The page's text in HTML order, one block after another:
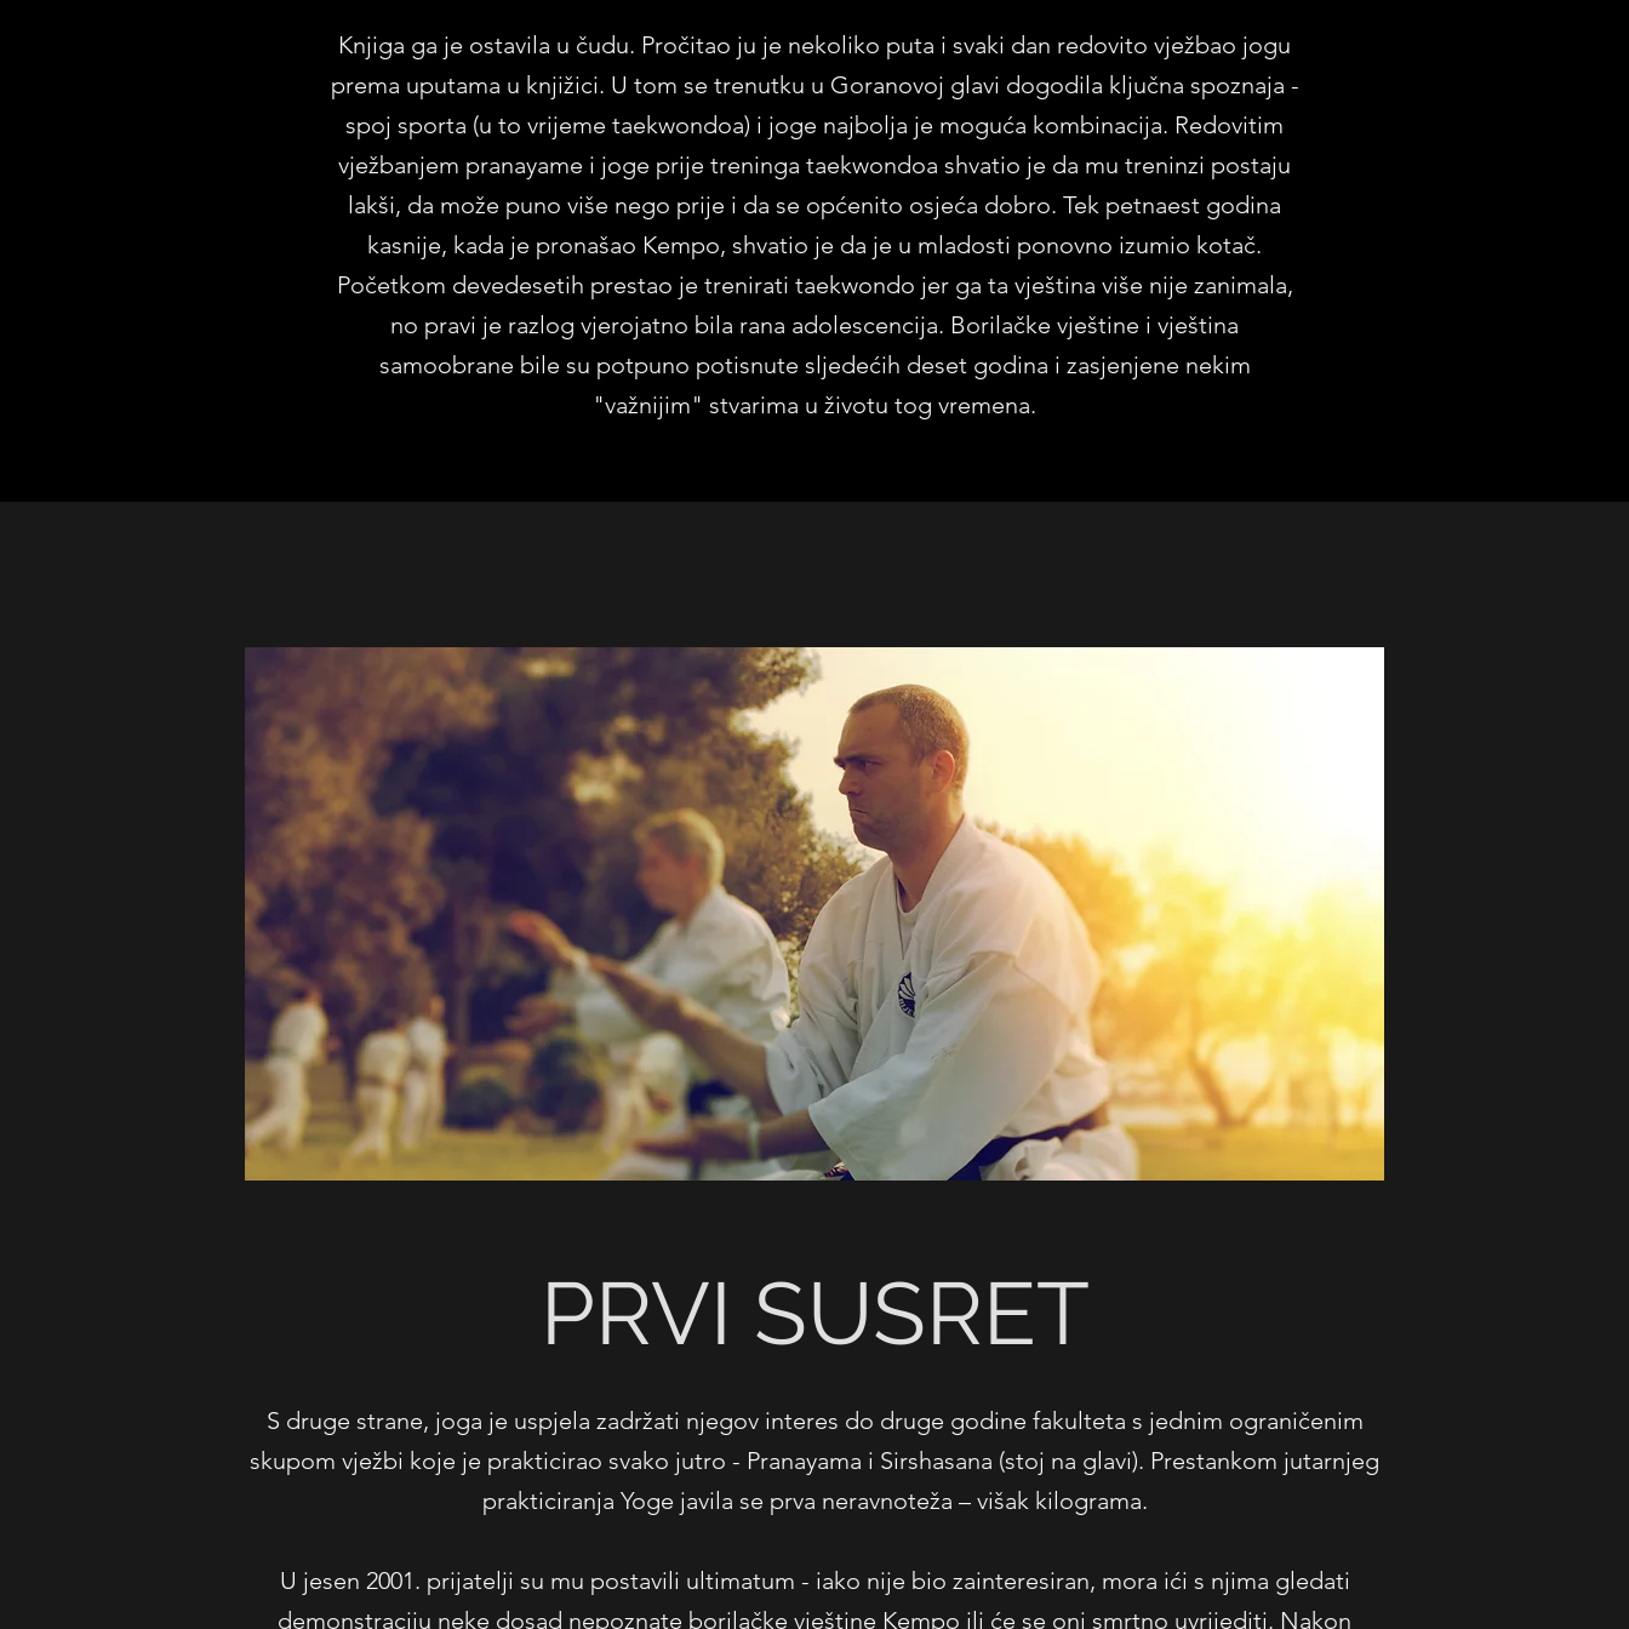
Knjiga ga je ostavila u čudu. Pročitao ju je nekoliko puta i svaki dan redovito vježbao jogu
prema uputama u knjižici. U tom se trenutku u Goranovoj glavi dogodila ključna spoznaja -
spoj sporta (u to vrijeme taekwondoa) i joge najbolja je moguća kombinacija. Redovitim
vježbanjem pranayame i joge prije treninga taekwondoa shvatio je da mu treninzi postaju
lakši, da može puno više nego prije i da se općenito osjeća dobro. Tek petnaest godina
kasnije, kada je pronašao Kempo, shvatio je da je u mladosti ponovno izumio kotač.
Početkom devedesetih prestao je trenirati taekwondo jer ga ta vještina više nije zanimala,
no pravi je razlog vjerojatno bila rana adolescencija. Borilačke vještine i vještina
samoobrane bile su potpuno potisnute sljedećih deset godina i zasjenjene nekim
"važnijim" stvarima u životu tog vremena.
PRVI SUSRET
S druge strane, joga je uspjela zadržati njegov interes do druge godine fakulteta s jednim ograničenim
skupom vježbi koje je prakticirao svako jutro - Pranayama i Sirshasana (stoj na glavi). Prestankom jutarnjeg
prakticiranja Yoge javila se prva neravnoteža – višak kilograma.
U jesen 2001. prijatelji su mu postavili ultimatum - iako nije bio zainteresiran, mora ići s njima gledati
demonstraciju neke dosad nepoznate borilačke vještine Kempo ili će se oni smrtno uvrijediti. Nakon